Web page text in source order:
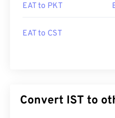
EAT to PKT
EAT to CST
Convert IST to